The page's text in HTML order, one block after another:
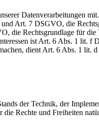
Datenverarbeitungen
Art. 7 DSGVO, die
die Rechtsgrundlage für
ist Art. 6 Abs. 1 lit.
dient Art. 6 Abs. 1 lit.
der Technik, der
Rechte und Freiheiten